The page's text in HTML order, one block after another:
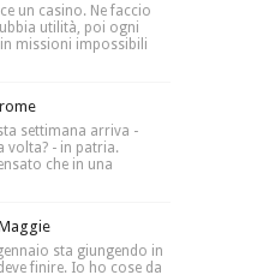
un casino. Ne faccio
utilità, poi ogni
missioni impossibili
settimana arriva -
volta? - in patria.
che in una
sta giungendo in
finire. Io ho cose da